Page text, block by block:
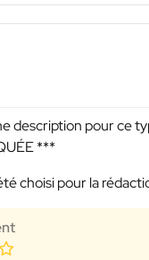
description pour ce
***
choisi pour la